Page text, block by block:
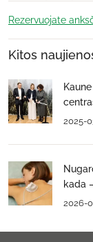
Rezervuojate
Kitos
2025-
kada
2026-